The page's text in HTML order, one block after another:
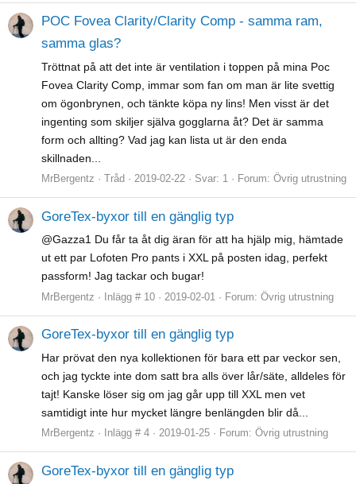
POC Fovea Clarity/Clarity Comp - samma ram,
samma glas?
Tröttnat på att det inte är ventilation i toppen på mina Poc
Fovea Clarity Comp, immar som fan om man är lite svettig
om ögonbrynen, och tänkte köpa ny lins! Men visst är det
ingenting som skiljer själva gogglarna åt? Det är samma
form och allting? Vad jag kan lista ut är den enda
skillnaden...
MrBergentz Tråd 2019-02-22 Svar: 1 Forum: Övrig utrustning
GoreTex-byxor till en gänglig typ
@Gazza1 Du får ta åt dig äran för att ha hjälp mig, hämtade
ut ett par Lofoten Pro pants i XXL på posten idag, perfekt
passform! Jag tackar och bugar!
MrBergentz Inlägg # 10 2019-02-01 Forum: Övrig utrustning
GoreTex-byxor till en gänglig typ
Har prövat den nya kollektionen för bara ett par veckor sen,
och jag tyckte inte dom satt bra alls över lår/säte, alldeles för
tajt! Kanske löser sig om jag går upp till XXL men vet
samtidigt inte hur mycket längre benlängden blir då...
MrBergentz Inlägg # 4 2019-01-25 Forum: Övrig utrustning
GoreTex-byxor till en gänglig typ